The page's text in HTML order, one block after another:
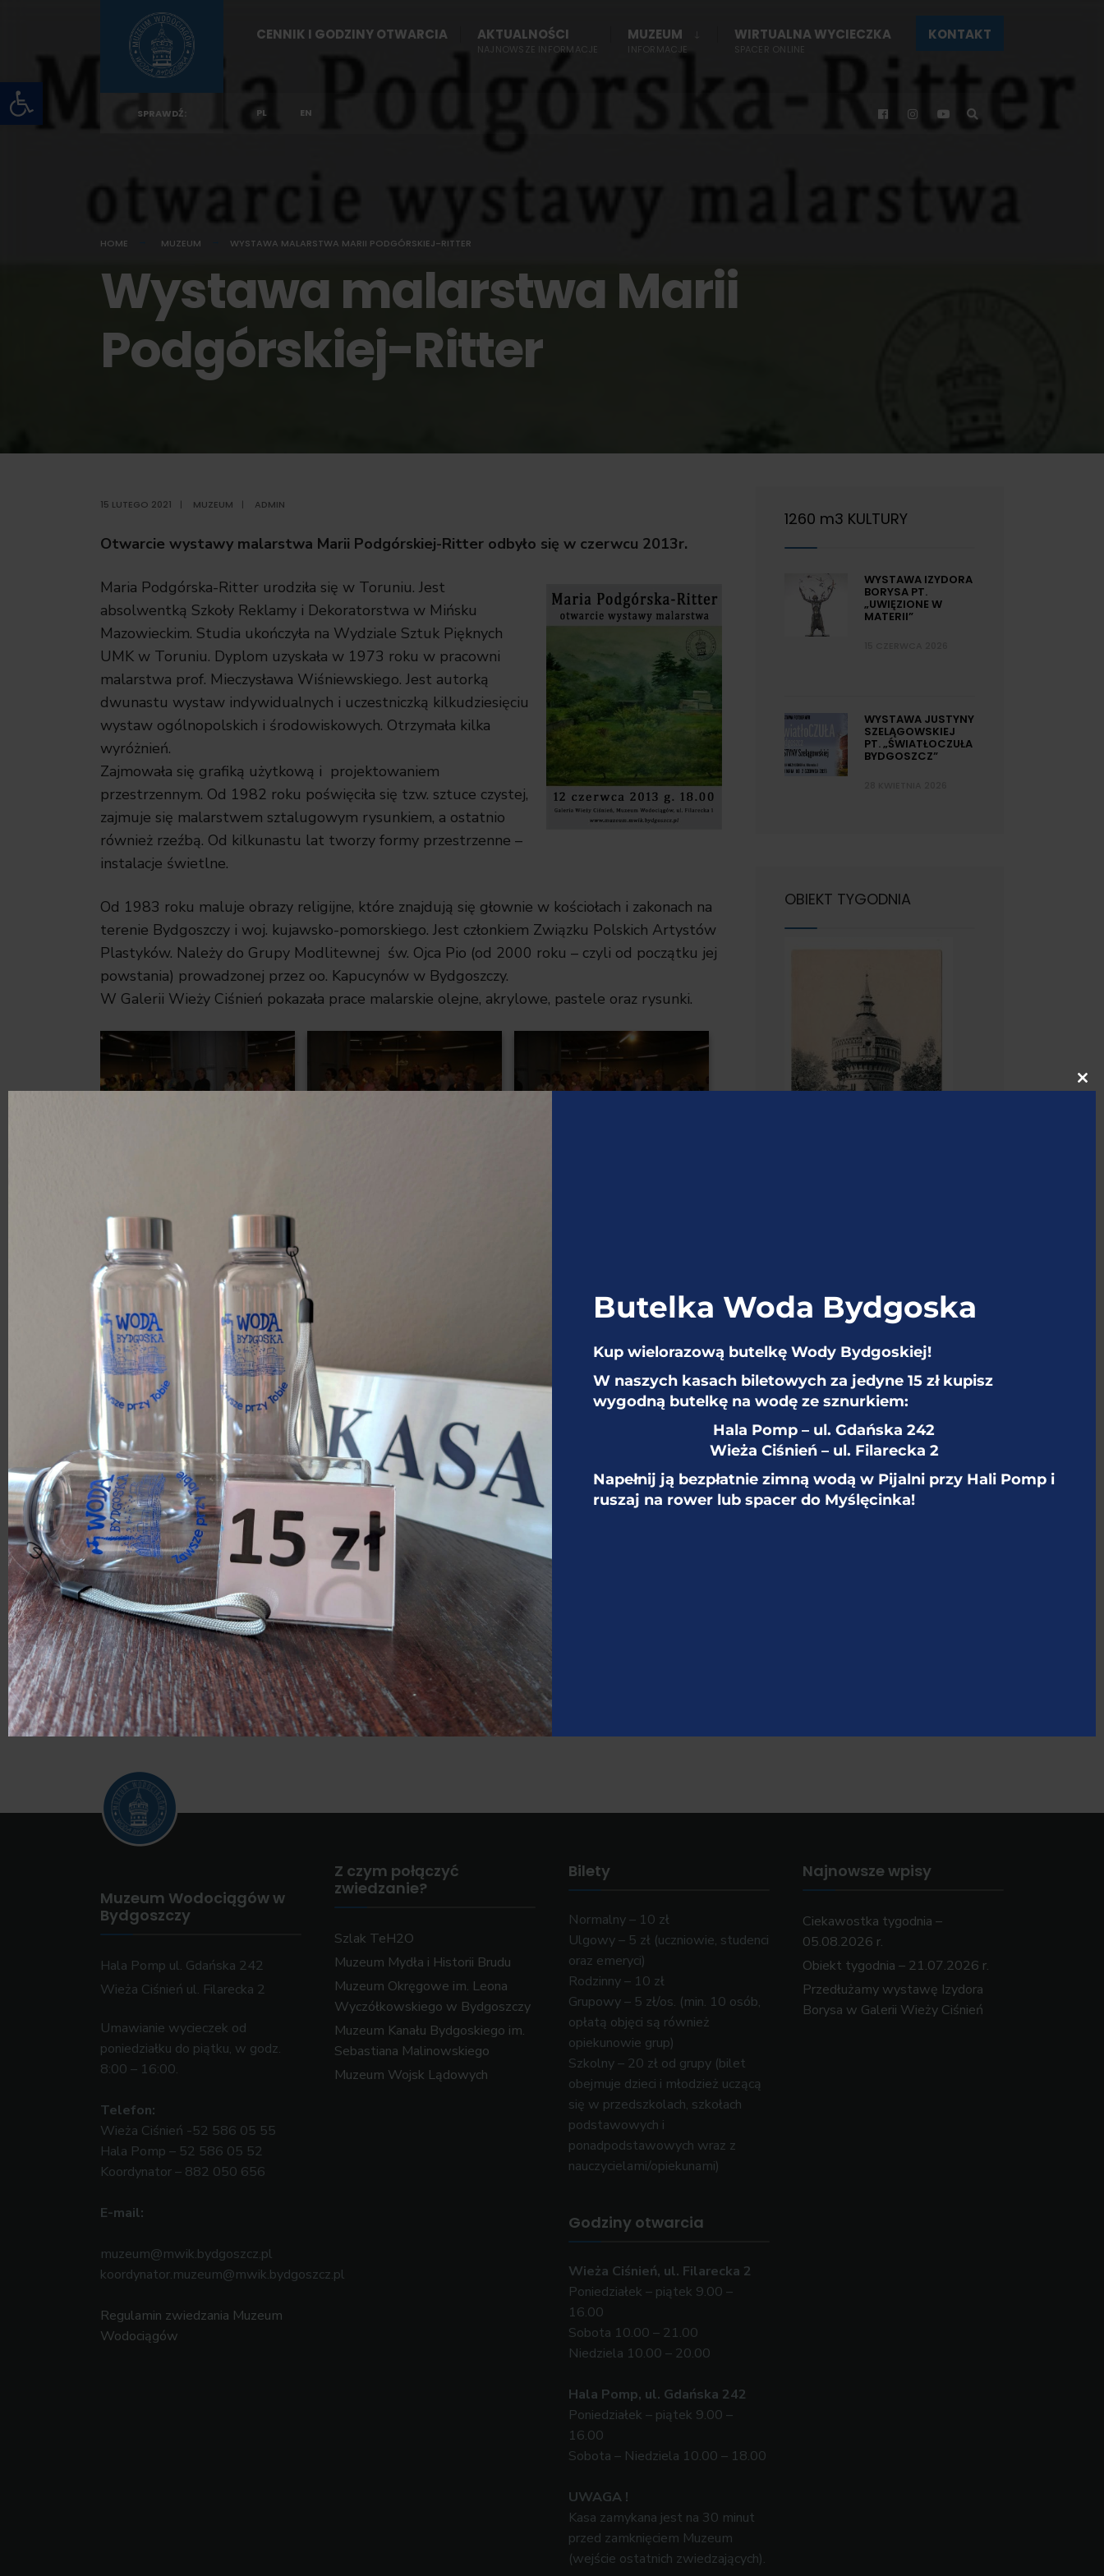
Otwórz pasek narzędzi
content
CENNIK I GODZINY OTWARCIA AKTUALNOŚCI
NAJNOWSZE INFORMACJE
MUZEUM
INFORMACJE
WIRTUALNA WYCIECZKA
SPACER ONLINE
KONTAKT
SPRAWDŹ: PL EN
HOME MUZEUM WYSTAWA MALARSTWA MARII PODGÓRSKIEJ-RITTER
Wystawa malarstwa Marii
Podgórskiej-Ritter
15 LUTEGO 2021 | MUZEUM | ADMIN
Otwarcie wystawy malarstwa Marii Podgórskiej-Ritter odbyło się w czerwcu 2013r.
Maria Podgórska-Ritter urodziła się w Toruniu. Jest
absolwentką Szkoły Reklamy i Dekoratorstwa w Mińsku
Mazowieckim. Studia ukończyła na Wydziale Sztuk Pięknych
UMK w Toruniu. Dyplom uzyskała w 1973 roku w pracowni
malarstwa prof. Mieczysława Wiśniewskiego. Jest autorką
dwunastu wystaw indywidualnych i uczestniczką kilkudziesięciu
wystaw ogólnopolskich i środowiskowych. Otrzymała kilka
wyróżnień.
Zajmowała się grafiką użytkową i projektowaniem
przestrzennym. Od 1982 roku poświęciła się tzw. sztuce czystej,
zajmuje się malarstwem sztalugowym rysunkiem, a ostatnio
również rzeźbą. Od kilkunastu lat tworzy formy przestrzenne –
instalacje świetlne.
Od 1983 roku maluje obrazy religijne, które znajdują się głownie w kościołach i zakonach na
terenie Bydgoszczy i woj. kujawsko-pomorskiego. Jest członkiem Związku Polskich Artystów
Plastyków. Należy do Grupy Modlitewnej św. Ojca Pio (od 2000 roku – czyli od początku jej
powstania) prowadzonej przez oo. Kapucynów w Bydgoszczy.
W Galerii Wieży Ciśnień pokazała prace malarskie olejne, akrylowe, pastele oraz rysunki.
Poprzednie:
Obrazy Liliany Kużdowicz,
koncert i pokaz flamenco w
Wieży
Wernisaż malarstwa Ryszarda
Czajkowskiego w Galerii Wieży
1260 m3 KULTURY
WYSTAWA IZYDORA
BORYSA PT.
„UWIĘZIONE W
MATERII”
WYSTAWA JUSTYNY
SZELĄGOWSKIEJ
PT. „ŚWIATŁOCZUŁA
BYDGOSZCZ”
OBIEKT TYGODNIA
Muzeum Wodociągów w
Bydgoszczy
Hala Pomp ul. Gdańska 242
Wieża Ciśnień ul. Filarecka 2
Umawianie wycieczek od
poniedziałku do piątku, w godz.
8:00 – 16:00.
Telefon:
Wieża Ciśnień -52 586 05 55
Hala Pomp – 52 586 05 52
Koordynator – 882 050 656
E-mail:
muzeum@mwik.bydgoszcz.pl
koordynator.muzeum@mwik.bydgoszcz.pl
Regulamin zwiedzania Muzeum
Wodociągów
Z czym połączyć
zwiedzanie?
Szlak TeH2O
Muzeum Mydła i Historii Brudu
Muzeum Okręgowe im. Leona
Wyczółkowskiego w Bydgoszczy
Muzeum Kanału Bydgoskiego im.
Sebastiana Malinowskiego
Muzeum Wojsk Lądowych
Bilety
Normalny – 10 zł
Ulgowy – 5 zł (uczniowie, studenci
oraz emeryci)
Rodzinny – 10 zł
Grupowy – 5 zł/os. (min. 10 osób,
opłatą objęci są również
opiekunowie grup)
Szkolny – 20 zł od grupy (bilet
obejmuje dzieci i młodzież uczącą
się w przedszkolach, szkołach
podstawowych i
ponadpodstawowych wraz z
nauczycielami/opiekunami)
Godziny otwarcia
Wieża Ciśnień, ul. Filarecka 2
Poniedziałek – piątek 9.00 –
16.00
Sobota 10.00 – 21.00
Niedziela 10.00 – 20.00
Hala Pomp, ul. Gdańska 242
Poniedziałek – piątek 9.00 –
16.00
Sobota – Niedziela 10.00 – 18.00
UWAGA !
Kasa zamykana jest na 30 minut
przed zamknięciem Muzeum
(wejście ostatnich zwiedzających).
Najnowsze wpisy
Ciekawostka tygodnia –
05.08.2026 r.
Obiekt tygodnia – 21.07.2026 r.
Przedłużamy wystawę Izydora
Borysa w Galerii Wieży Ciśnień
Butelka Woda Bydgoska
Kup wielorazową butelkę Wody Bydgoskiej!
W naszych kasach biletowych za jedyne 15 zł kupisz
wygodną butelkę na wodę ze sznurkiem:
Hala Pomp – ul. Gdańska 242
Wieża Ciśnień – ul. Filarecka 2
Napełnij ją bezpłatnie zimną wodą w Pijalni przy Hali Pomp i
ruszaj na rower lub spacer do Myślęcinka!